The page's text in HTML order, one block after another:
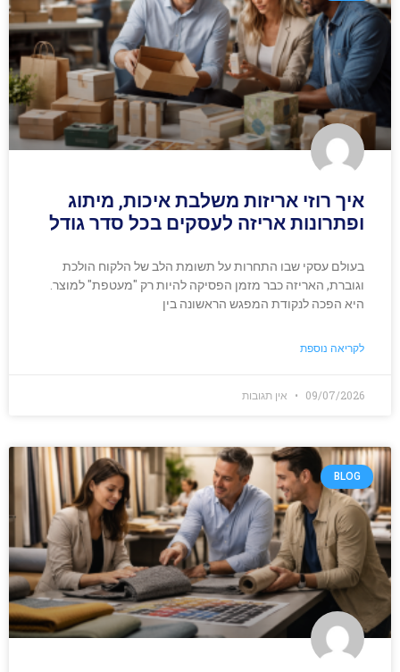
איך רוזי אריזות משלבת איכות, מיתוג
ופתרונות אריזה לעסקים בכל סדר גודל
בעולם עסקי שבו התחרות על תשומת הלב של הלקוח הולכת
וגוברת, האריזה כבר מזמן הפסיקה להיות רק "מעטפת" למוצר.
היא הפכה לנקודת המפגש הראשונה בין
לקריאה נוספת
09/07/2026 אין תגובות
BLOG